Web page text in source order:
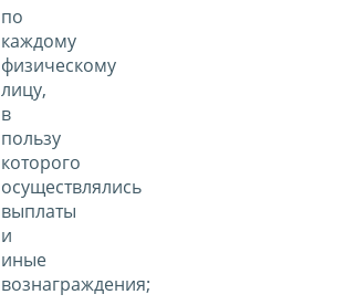
по
каждому
физическому
лицу,
в
пользу
которого
осуществлялись
выплаты
и
иные
вознаграждения;